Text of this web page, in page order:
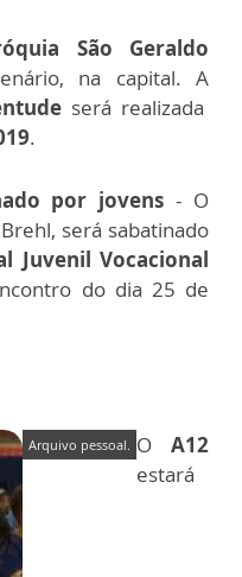
São Geraldo
na capital. A
será realizada
.
por jovens - O
será sabatinado
Juvenil Vocacional
do dia 25 de
Arquivo pessoal. O A12
estará